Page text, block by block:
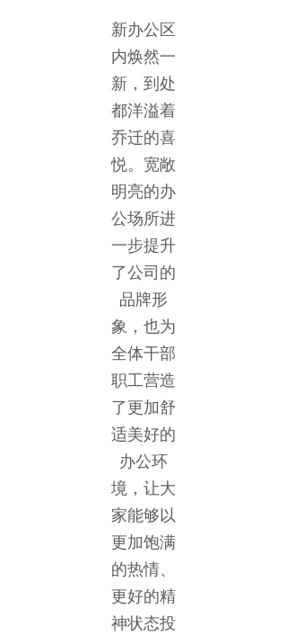
新办公区
内焕然一
新，到处
都洋溢着
乔迁的喜
悦。宽敞
明亮的办
公场所进
一步提升
了公司的
品牌形
象，也为
全体干部
职工营造
了更加舒
适美好的
办公环
境，让大
家能够以
更加饱满
的热情、
更好的精
神状态投